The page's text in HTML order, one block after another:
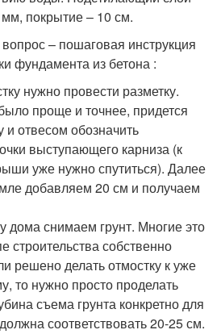
покрытие – 10 см.
– пошаговая инструкция
фундамента из бетона :
нужно провести разметку.
проще и точнее, придется
отвесом обозначить
выступающего карниза (к
уже нужно спутиться). Далее
добавляем 20 см и получаем
дома снимаем грунт. Многие это
строительства собственно
решено делать отмостку к уже
то нужно просто проделать
съема грунта конкретно для
соответствовать 20-25 см.